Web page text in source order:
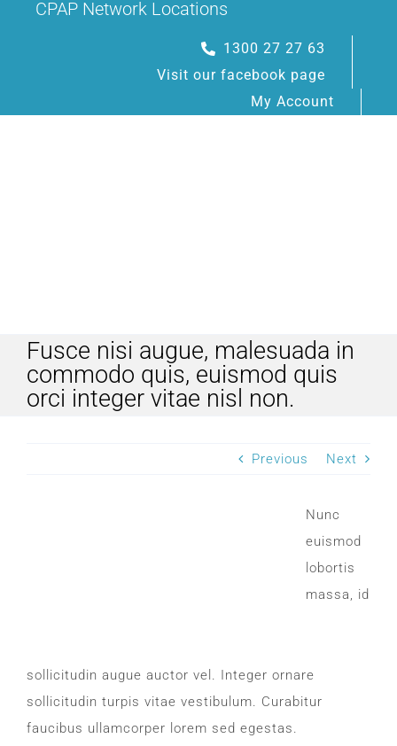
CPAP Network Locations
1300 27 27 63
Visit our facebook page
My Account
HOME
SLEEP APNOEA
DOCTORS RESOURCES
Fusce nisi augue, malesuada in
commodo quis, euismod quis
orci integer vitae nisl non.
Previous Next
Nunc
euismod
lobortis
massa, id
sollicitudin augue auctor vel. Integer ornare
sollicitudin turpis vitae vestibulum. Curabitur
faucibus ullamcorper lorem sed egestas.